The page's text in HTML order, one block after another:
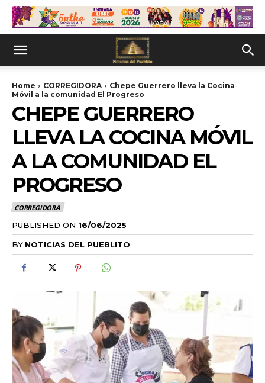
Home CORREGIDORA
Chepe Guerrero lleva la Cocina
Móvil a la comunidad El Progreso
CHEPE GUERRERO
LLEVA LA COCINA MÓVIL
A LA COMUNIDAD EL
PROGRESO
CORREGIDORA
PUBLISHED ON 16/06/2025
BY NOTICIAS DEL PUEBLITO